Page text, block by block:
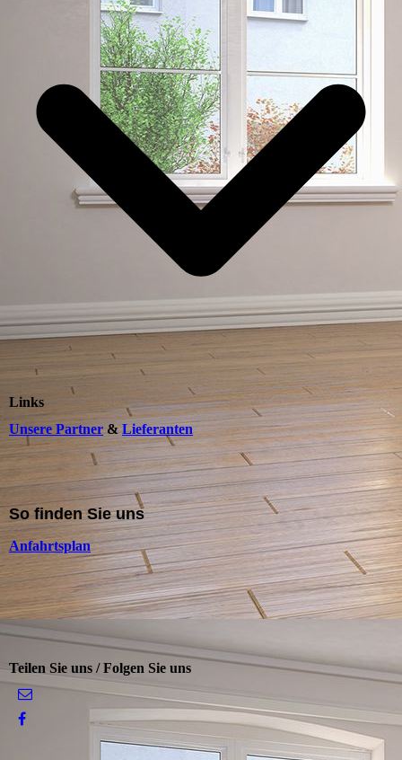
Links
Unsere Partner & Lieferanten
So finden Sie uns
Anfahrtsplan
Teilen Sie uns / Folgen Sie uns